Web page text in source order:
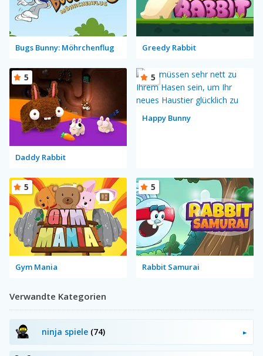
Bugs Bunny: Möhrchenflug Greedy Rabbit
Daddy Rabbit
5
Happy Bunny
5
Gym Mania
5
Rabbit Samurai
5
Verwandte Kategorien
ninja spiele (74)